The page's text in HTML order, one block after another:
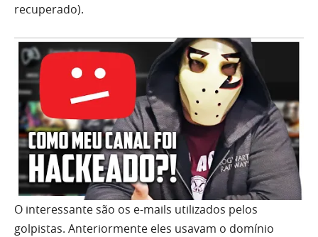
recuperado).
O interessante são os e-mails utilizados pelos
golpistas. Anteriormente eles usavam o domínio